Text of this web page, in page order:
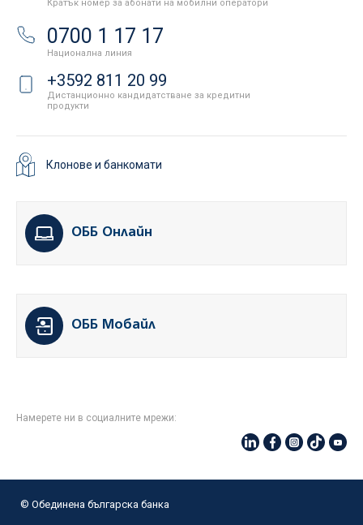
Кратък номер за абонати на мобилни оператори
0700 1 17 17
Национална линия
+3592 811 20 99
Дистанционно кандидатстване за кредитни
продукти
Клонове и банкомати
ОББ Онлайн
ОББ Мобайл
Намерете ни в социалните мрежи:
© Oбединена българска банка